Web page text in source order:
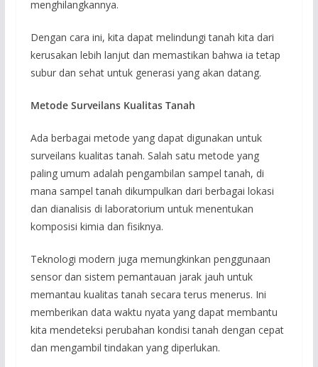
menghilangkannya.
Dengan cara ini, kita dapat melindungi tanah kita dari
kerusakan lebih lanjut dan memastikan bahwa ia tetap
subur dan sehat untuk generasi yang akan datang.
Metode Surveilans Kualitas Tanah
Ada berbagai metode yang dapat digunakan untuk
surveilans kualitas tanah. Salah satu metode yang
paling umum adalah pengambilan sampel tanah, di
mana sampel tanah dikumpulkan dari berbagai lokasi
dan dianalisis di laboratorium untuk menentukan
komposisi kimia dan fisiknya.
Teknologi modern juga memungkinkan penggunaan
sensor dan sistem pemantauan jarak jauh untuk
memantau kualitas tanah secara terus menerus. Ini
memberikan data waktu nyata yang dapat membantu
kita mendeteksi perubahan kondisi tanah dengan cepat
dan mengambil tindakan yang diperlukan.